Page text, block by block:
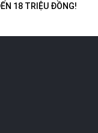
18 TRIỆU ĐỒNG!